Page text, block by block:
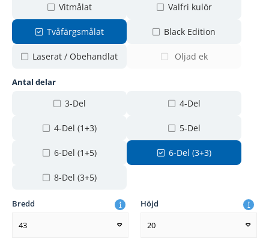
Vitmålat Valfri kulör
Tvåfärgsmålat Black Edition
Laserat / Obehandlat Oljad ek
Antal delar
3-Del 4-Del
4-Del (1+3) 5-Del
6-Del (1+5) 6-Del (3+3)
8-Del (3+5)
Bredd
43
Höjd
20